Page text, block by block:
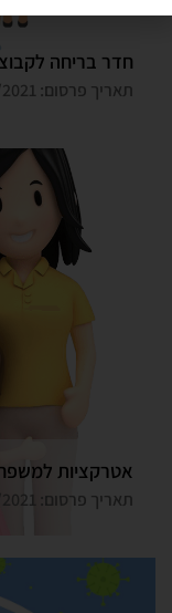
חדר בריחה
תאריך פרסום: 07/04/2021
תאריך פרסום: 21/03/2021